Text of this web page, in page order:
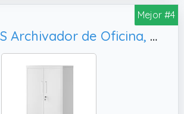
seguridad cilíndrico con dos
seguro de
de oficina y otros valiosos. Su
y confiable protege tus
de manera eficaz.
DURADERA: Este resistente
Mejor #4
SONGMICS Archivador de Oficina, Gris Mate OMC012G01